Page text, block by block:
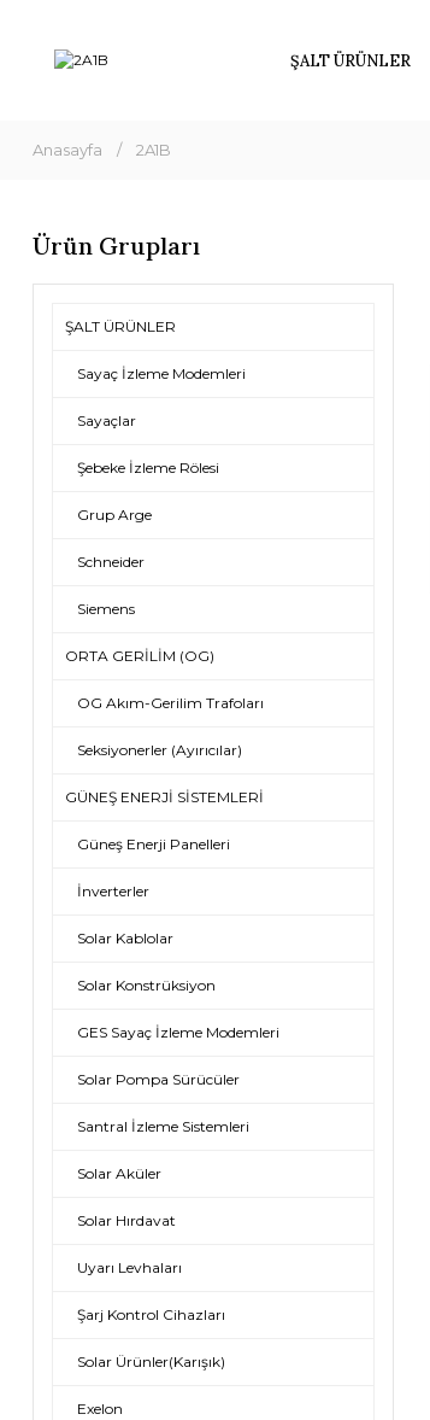
ŞALT ÜRÜNLER
Anasayfa 2A1B
Ürün Grupları
ŞALT ÜRÜNLER
Sayaç İzleme Modemleri
Sayaçlar
Şebeke İzleme Rölesi
Grup Arge
Schneider
Siemens
ORTA GERİLİM (OG)
OG Akım-Gerilim Trafoları
Seksiyonerler (Ayırıcılar)
GÜNEŞ ENERJİ SİSTEMLERİ
Güneş Enerji Panelleri
İnverterler
Solar Kablolar
Solar Konstrüksiyon
GES Sayaç İzleme Modemleri
Solar Pompa Sürücüler
Santral İzleme Sistemleri
Solar Aküler
Solar Hırdavat
Uyarı Levhaları
Şarj Kontrol Cihazları
Solar Ürünler(Karışık)
Exelon